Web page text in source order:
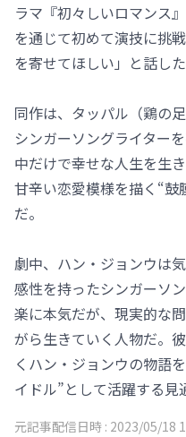
ラマ『初々しいロマンス
を通じて初めて演技に挑
を寄せてほしい」と話した
同作は、タッパル（鶏の
シンガーソングライター
中だけで幸せな人生を生
甘辛い恋愛模様を描く“
だ。
劇中、ハン・ジョンウは
感性を持ったシンガーソ
楽に本気だが、現実的な
がら生きていく人物だ。
くハン・ジョンウの物語
イドル”として活躍する見
元記事配信日時 : 2023/05/18